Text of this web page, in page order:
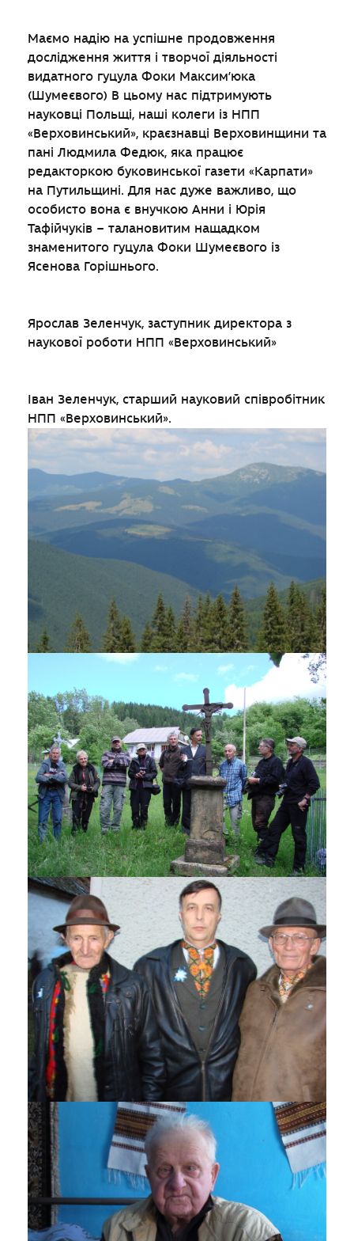
Маємо надію на успішне продовження
дослідження життя і творчої діяльності
видатного гуцула Фоки Максим’юка
(Шумеєвого) В цьому нас підтримують
науковці Польщі, наші колеги із НПП
«Верховинський», краєзнавці Верховинщини та
пані Людмила Федюк, яка працює
редакторкою буковинської газети «Карпати»
на Путильщині. Для нас дуже важливо, що
особисто вона є внучкою Анни і Юрія
Тафійчуків – талановитим нащадком
знаменитого гуцула Фоки Шумеєвого із
Ясенова Горішнього.
Ярослав Зеленчук, заступник директора з
наукової роботи НПП «Верховинський»
Іван Зеленчук, старший науковий співробітник
НПП «Верховинський».